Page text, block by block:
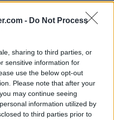
- Do Not Process
sharing to third parties, or
sensitive information for
use the below opt-out
Please note that after your
may continue seeing
information utilized by
to third parties prior to
Webinar